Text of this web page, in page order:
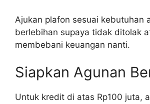
Ajukan plafon sesuai kebutuhan
berlebihan supaya tidak ditolak
membebani keuangan nanti.
Siapkan Agunan
Untuk kredit di atas Rp100 juta,